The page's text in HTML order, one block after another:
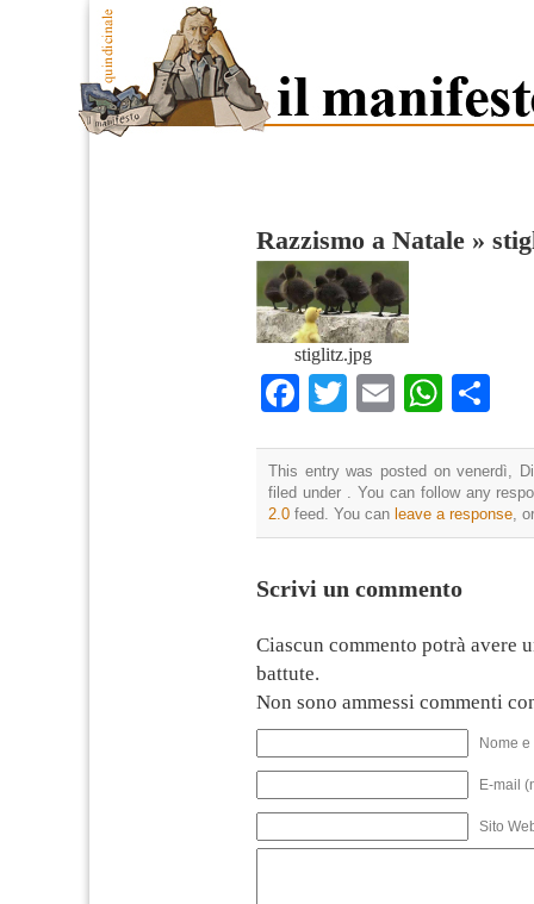
Razzismo a Natale »
stiglitz.jpg
Facebook
TwitterEmail
This entry was posted on venerdì,
filed under . You can follow any
2.0 feed. You can leave a response ,
Scrivi un commento
Ciascun commento potrà avere
battute.
Non sono ammessi commenti
Nome
E-mail
Sito